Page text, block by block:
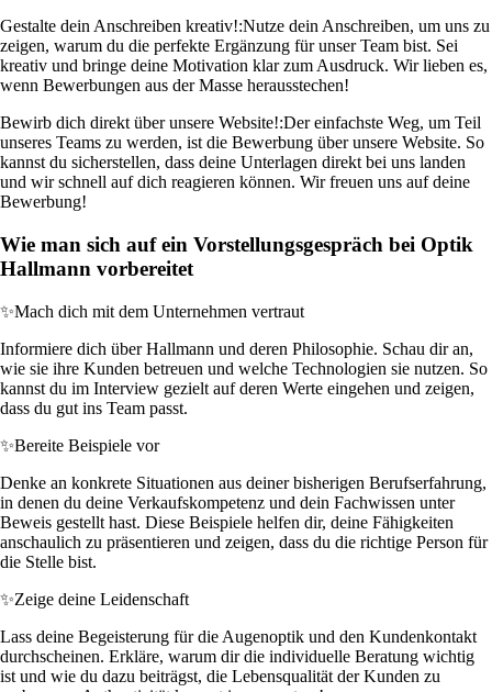
Gestalte dein Anschreiben kreativ!:Nutze dein Anschreiben, um uns zu
zeigen, warum du die perfekte Ergänzung für unser Team bist. Sei
kreativ und bringe deine Motivation klar zum Ausdruck. Wir lieben es,
wenn Bewerbungen aus der Masse herausstechen!
Bewirb dich direkt über unsere Website!:Der einfachste Weg, um Teil
unseres Teams zu werden, ist die Bewerbung über unsere Website. So
kannst du sicherstellen, dass deine Unterlagen direkt bei uns landen
und wir schnell auf dich reagieren können. Wir freuen uns auf deine
Bewerbung!
Wie man sich auf ein Vorstellungsgespräch bei Optik
Hallmann vorbereitet
✨Mach dich mit dem Unternehmen vertraut
Informiere dich über Hallmann und deren Philosophie. Schau dir an,
wie sie ihre Kunden betreuen und welche Technologien sie nutzen. So
kannst du im Interview gezielt auf deren Werte eingehen und zeigen,
dass du gut ins Team passt.
✨Bereite Beispiele vor
Denke an konkrete Situationen aus deiner bisherigen Berufserfahrung,
in denen du deine Verkaufskompetenz und dein Fachwissen unter
Beweis gestellt hast. Diese Beispiele helfen dir, deine Fähigkeiten
anschaulich zu präsentieren und zeigen, dass du die richtige Person für
die Stelle bist.
✨Zeige deine Leidenschaft
Lass deine Begeisterung für die Augenoptik und den Kundenkontakt
durchscheinen. Erkläre, warum dir die individuelle Beratung wichtig
ist und wie du dazu beiträgst, die Lebensqualität der Kunden zu